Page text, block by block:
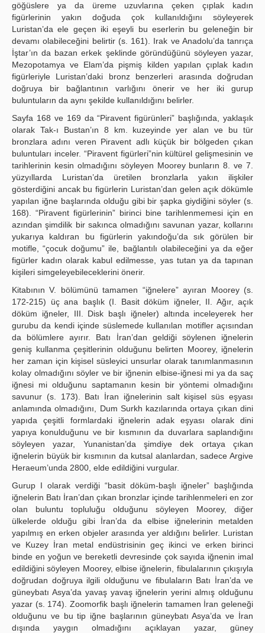
göğüslere ya da üreme uzuvlarına çeken çıplak kadın
figürlerinin yakın doğuda çok kullanıldığını söyleyerek
Luristan’da ele geçen iki eşeyli bu eserlerin bu geleneğin bir
devamı olabileceğini belirtir (s. 161). Irak ve Anadolu’da tanrıça
İştar’ın da bazan erkek şeklinde göründüğünü söyleyen yazar,
Mezopotamya ve Elam’da pişmiş kilden yapılan çıplak kadın
figürleriyle Luristan’daki bronz benzerleri arasında doğrudan
doğruya bir bağlantının varlığını önerir ve her iki gurup
buluntuların da aynı şekilde kullanıldığını belirler.
Sayfa 168 ve 169 da “Piravent figürünleri” başlığında, yaklaşık
olarak Tak-ı Bustan’ın 8 km. kuzeyinde yer alan ve bu tür
bronzlara adını veren Piravent adlı küçük bir bölgeden çıkan
buluntuları inceler. “Piravent figürleri”nin kültürel gelişmesinin ve
tarihlerinin kesin olmadığını söyleyen Moorey bunların 8. ve 7.
yüzyıllarda Luristan’da üretilen bronzlarla yakın ilişkiler
gösterdiğini ancak bu figürlerin Luristan’dan gelen açık dökümle
yapılan iğne başlarında olduğu gibi bir şapka giydiğini söyler (s.
168). “Piravent figürlerinin” birinci bine tarihlenmemesi için en
azından şimdilik bir sakınca olmadığını savunan yazar, kollarını
yukarıya kaldıran bu figürlerin yakındoğu’da sık görülen bir
motifle, “çocuk doğumu” ile, bağlantılı olabileceğini ya da eğer
figürler kadın olarak kabul edilmesse, yas tutan ya da tapınan
kişileri simgeleyebileceklerini önerir.
Kitabının V. bölümünü tamamen “iğnelere” ayıran Moorey (s.
172-215) üç ana başlık (I. Basit döküm iğneler, II. Ağır, açık
döküm iğneler, III. Disk başlı iğneler) altında inceleyerek her
gurubu da kendi içinde süslemede kullanılan motifler açısından
da bölümlere ayırır. Batı İran’dan geldiği söylenen iğnelerin
geniş kullanma çeşitlerinin olduğunu belirten Moorey, iğnelerin
her zaman için kişisel süsleyici unsurlar olarak tanımlanmasının
kolay olmadığını söyler ve bir iğnenin elbise-iğnesi mi ya da saç
iğnesi mi olduğunu saptamanın kesin bir yöntemi olmadığını
savunur (s. 173). Batı İran iğnelerinin salt kişisel süs eşyası
anlamında olmadığını, Dum Surkh kazılarında ortaya çıkan dini
yapıda çeşitli formlardaki iğnelerin adak eşyası olarak dini
yapıya konulduğunu ve bir kısmının da duvarlara saplandığını
söyleyen yazar, Yunanistan’da şimdiye dek ortaya çıkan
iğnelerin büyük bir kısmının da kutsal alanlardan, sadece Argive
Heraeum’unda 2800, elde edildiğini vurgular.
Gurup I olarak verdiği “basit döküm-başlı iğneler” başlığında
iğnelerin Batı İran’dan çıkan bronzlar içinde tarihlenmeleri en zor
olan buluntu topluluğu olduğunu söyleyen Moorey, diğer
ülkelerde olduğu gibi İran’da da elbise iğnelerinin metalden
yapılmış en erken objeler arasında yer aldığını belirler. Luristan
ve Kuzey İran metal endüstrisinin geç ikinci ve erken birinci
binde en yoğun ve bereketli devresinde çok sayıda iğnenin imal
edildiğini söyleyen Moorey, elbise iğnelerin, fibulalarının çıkışıyla
doğrudan doğruya ilgili olduğunu ve fibulaların Batı İran’da ve
güneybatı Asya’da yavaş yavaş iğnelerin yerini almış olduğunu
yazar (s. 174). Zoomorfik başlı iğnelerin tamamen İran geleneği
olduğunu ve bu tip iğne başlarının güneybatı Asya’da ve İran
dışında yaygın olmadığını açıklayan yazar, güney